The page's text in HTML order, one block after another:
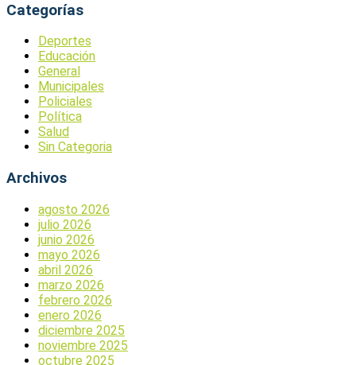
Categorías
Deportes
Educación
General
Municipales
Policiales
Política
Salud
Sin Categoria
Archivos
agosto 2026
julio 2026
junio 2026
mayo 2026
abril 2026
marzo 2026
febrero 2026
enero 2026
diciembre 2025
noviembre 2025
octubre 2025